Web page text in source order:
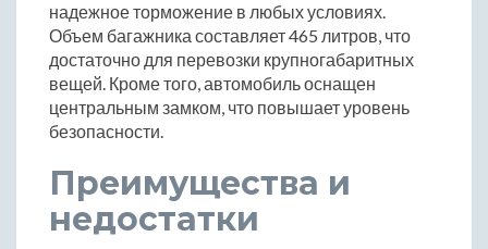
надежное торможение в любых условиях.
Объем багажника составляет 465 литров, что
достаточно для перевозки крупногабаритных
вещей. Кроме того, автомобиль оснащен
центральным замком, что повышает уровень
безопасности.
Преимущества и
недостатки